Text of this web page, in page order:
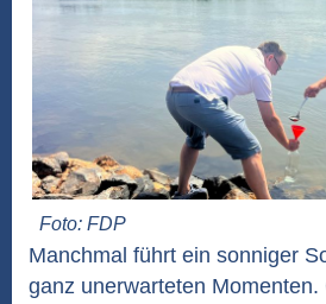
Foto: FDP
Manchmal führt ein sonniger
ganz unerwarteten Momenten.